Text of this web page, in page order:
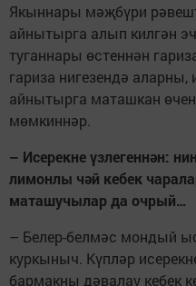
Якыннары мәҗбүри
айнытырга алып килгән
туганнары өстеннән
гариза нигезендә аларны,
айнытырга маташкан
мөмкиннәр.
– Исерекне үзлегеннән:
лимонлы чәй кебек
маташучылар да очрый…
– Белер-белмәс мондый
куркыныч. Күпләр
бармакны дәвалау кебек